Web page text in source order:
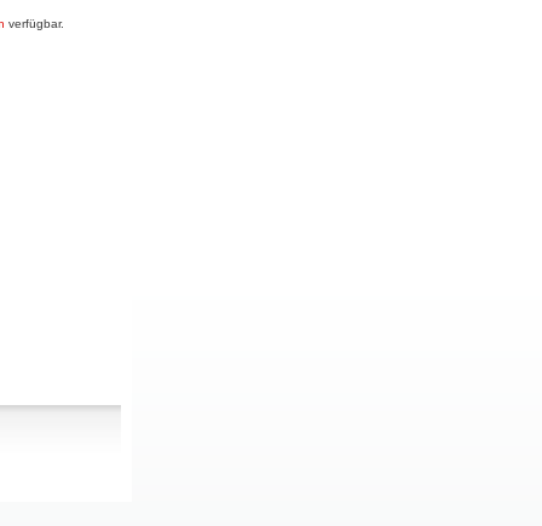
verfügbar.